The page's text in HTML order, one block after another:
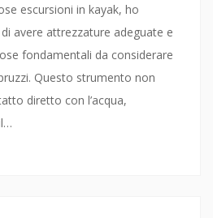
escursioni in kayak, ho
avere attrezzature adeguate e
fondamentali da considerare
Questo strumento non
diretto con l’acqua,